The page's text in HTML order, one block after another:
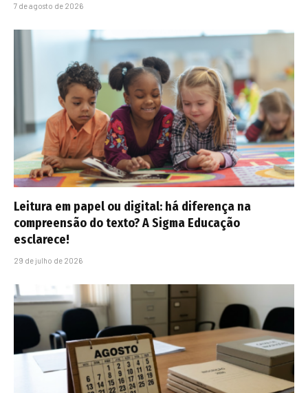
7 de agosto de 2026
Leitura em papel ou digital: há diferença na
compreensão do texto? A Sigma Educação
esclarece!
29 de julho de 2026